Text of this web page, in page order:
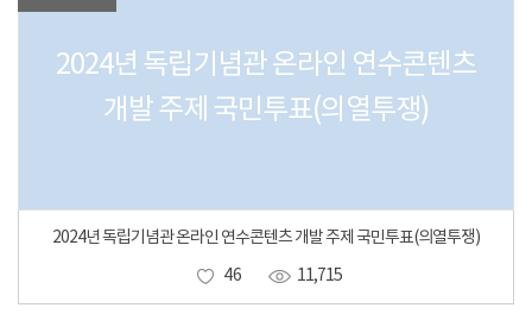
2024년 독립기념관 온라인 연수콘텐츠
개발 주제 국민투표(의열투쟁)
2024년 독립기념관 온라인 연수콘텐츠 개발 주제 국민투표(의열투쟁)
46
11,715